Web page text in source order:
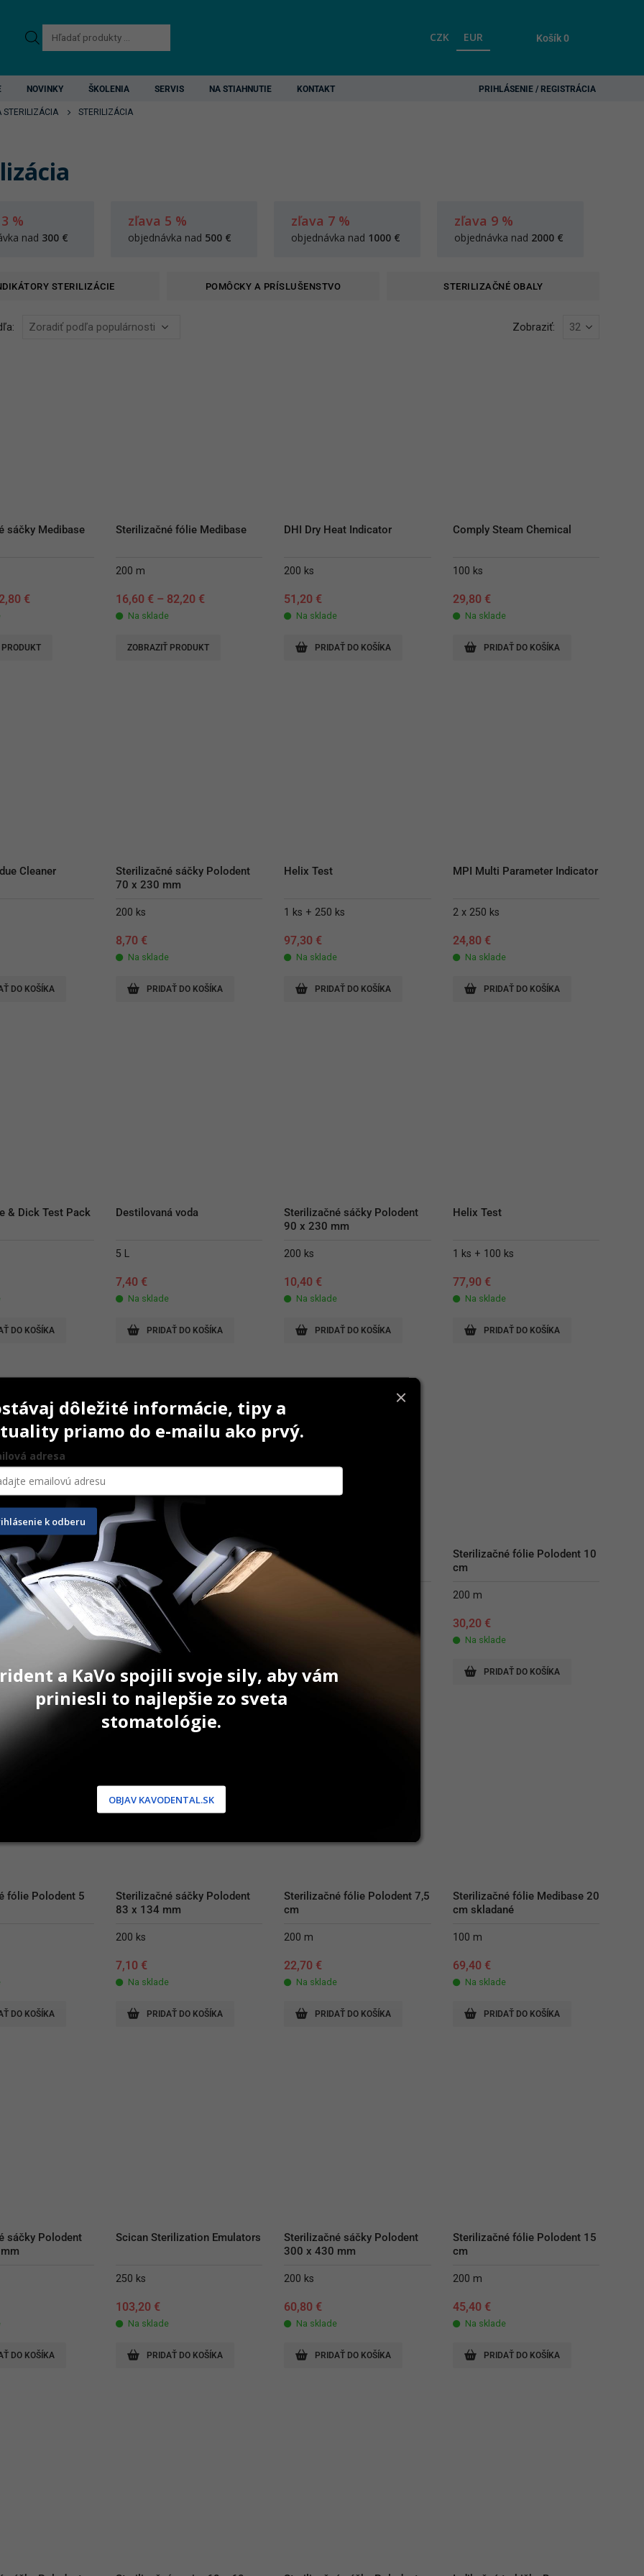
Products
search
CZK EUR Košík0
NOVINKY ŠKOLENIA SERVIS NA STIAHNUTIE KONTAKT PRIHLÁSENIE / REGISTRÁCIA
STERILIZÁCIA STERILIZÁCIA
%
nad 300 €
zľava 5 %
objednávka nad 500 €
zľava 7 %
objednávka nad 1000 €
zľava 9 %
objednávka nad 2000 €
STERILIZÁCIE POMÔCKY A PRÍSLUŠENSTVO STERILIZAČNÉ OBALY
Zobraziť:
sáčky Medibase
€
Sterilizačné fólie Medibase
200 m
16,60 € – 82,20 €
Na sklade
ZOBRAZIŤ PRODUKT
DHI Dry Heat Indicator
200 ks
51,20 €
Na sklade
PRIDAŤ DO KOŠÍKA
Comply Steam Chemical
100 ks
29,80 €
Na sklade
PRIDAŤ DO KOŠÍKA
Cleaner
DO KOŠÍKA
Sterilizačné sáčky Polodent
70 x 230 mm
200 ks
8,70 €
Na sklade
PRIDAŤ DO KOŠÍKA
Helix Test
1 ks + 250 ks
97,30 €
Na sklade
PRIDAŤ DO KOŠÍKA
MPI Multi Parameter Indicator
2 x 250 ks
24,80 €
Na sklade
PRIDAŤ DO KOŠÍKA
& Dick Test Pack
DO KOŠÍKA
Destilovaná voda
5 L
7,40 €
Na sklade
PRIDAŤ DO KOŠÍKA
Sterilizačné sáčky Polodent
90 x 230 mm
200 ks
10,40 €
Na sklade
PRIDAŤ DO KOŠÍKA
Helix Test
1 ks + 100 ks
77,90 €
Na sklade
PRIDAŤ DO KOŠÍKA
pásky
DO KOŠÍKA
Regenerating Tabs
10 ks
45,00
Na sklade
PRIDAŤ DO KOŠÍKA
57 x 105 mm
PRIDAŤ DO KOŠÍKA
Sterilizačné fólie Polodent 10
cm
200 m
30,20 €
Na sklade
PRIDAŤ DO KOŠÍKA
fólie Polodent 5
DO KOŠÍKA
Sterilizačné sáčky Polodent
83 x 134 mm
200 ks
7,10 €
Na sklade
PRIDAŤ DO KOŠÍKA
Sterilizačné fólie Polodent 7,5
cm
200 m
22,70 €
Na sklade
PRIDAŤ DO KOŠÍKA
Sterilizačné fólie Medibase 20
cm skladané
100 m
69,40 €
Na sklade
PRIDAŤ DO KOŠÍKA
sáčky Polodent
DO KOŠÍKA
Scican Sterilization Emulators
250 ks
103,20 €
Na sklade
PRIDAŤ DO KOŠÍKA
Sterilizačné sáčky Polodent
300 x 430 mm
200 ks
60,80 €
Na sklade
PRIDAŤ DO KOŠÍKA
Sterilizačné fólie Polodent 15
cm
200 m
45,40 €
Na sklade
PRIDAŤ DO KOŠÍKA
dôležité informácie, tipy a
priamo do e-mailu ako prvý.
adresa
k odberu
a KaVo spojili svoje sily, aby vám
priniesli to najlepšie zo sveta
stomatológie.
OBJAV KAVODENTAL.SK